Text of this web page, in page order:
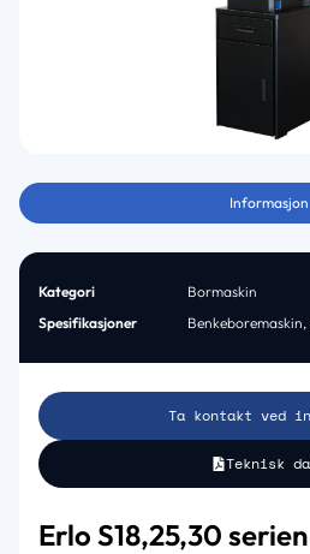
Informasjon
Kategori
Bormaskin
Spesifikasjoner
Benkeboremaskin,
Ta kontakt ved
Teknisk
Erlo S18,25,30